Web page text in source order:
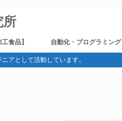
所
食品】 自動化・プログラミング
電気
アとして活動しています。